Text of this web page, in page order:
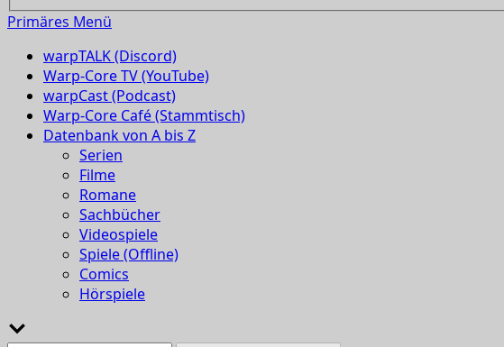
Primäres Menü
warpTALK (Discord)
Warp-Core TV (YouTube)
warpCast (Podcast)
Warp-Core Café (Stammtisch)
Datenbank von A bis Z
Serien
Filme
Romane
Sachbücher
Videospiele
Spiele (Offline)
Comics
Hörspiele